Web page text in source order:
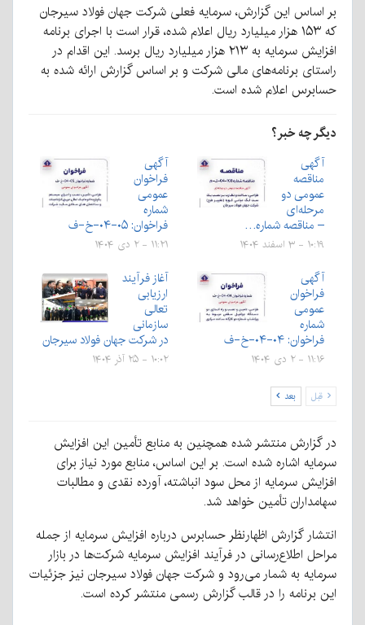
بر اساس این گزارش، سرمایه فعلی شرکت جهان فولاد سیرجان
که ۱۵۳ هزار میلیارد ریال اعلام شده، قرار است با اجرای برنامه
افزایش سرمایه به ۲۱۳ هزار میلیارد ریال برسد. این اقدام در
راستای برنامه‌های مالی شرکت و بر اساس گزارش ارائه شده به
حسابرس اعلام شده است.
دیگر چه خبر؟
آگهی
مناقصه
عمومی دو
مرحله‌ای
– مناقصه شماره…
۱۰:۱۹ - ۳ اسفند ۱۴۰۴
آگهی
فراخوان
عمومی
شماره
فراخوان: ۰۵-۰۴-خ-ف
۱۱:۲۱ - ۲ دی ۱۴۰۴
آگهی
فراخوان
عمومی
شماره
فراخوان: ۰۴-۰۴-خ-ف
۱۱:۱۶ - ۲ دی ۱۴۰۴
آغاز فرآیند
ارزیابی
تعالی
سازمانی
در شرکت جهان فولاد سیرجان
۱۰:۰۲ - ۲۵ آذر ۱۴۰۴
قبل بعد
در گزارش منتشر شده همچنین به منابع تأمین این افزایش
سرمایه اشاره شده است. بر این اساس، منابع مورد نیاز برای
افزایش سرمایه از محل سود انباشته، آورده نقدی و مطالبات
سهامداران تأمین خواهد شد.
انتشار گزارش اظهارنظر حسابرس درباره افزایش سرمایه از جمله
مراحل اطلاع‌رسانی در فرآیند افزایش سرمایه شرکت‌ها در بازار
سرمایه به شمار می‌رود و شرکت جهان فولاد سیرجان نیز جزئیات
این برنامه را در قالب گزارش رسمی منتشر کرده است.